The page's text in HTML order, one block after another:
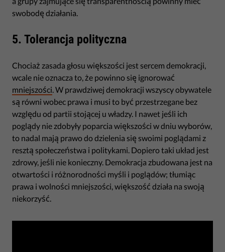
swobodę działania.
5. Tolerancja polityczna
Chociaż zasada głosu większości jest sercem demokracji,
wcale nie oznacza to, że powinno się ignorować
mniejszości . W prawdziwej demokracji wszyscy obywatele
są równi wobec prawa i musi to być przestrzegane bez
względu od partii stojącej u władzy. I nawet jeśli ich
poglądy nie zdobyły poparcia większości w dniu wyborów,
to nadal mają prawo do dzielenia się swoimi poglądami z
resztą społeczeństwa i politykami. Dopiero taki układ jest
zdrowy, jeśli nie konieczny. Demokracja zbudowana jest na
otwartości i różnorodności myśli i poglądów; tłumiąc
prawa i wolności mniejszości, większość działa na swoją
niekorzyść.